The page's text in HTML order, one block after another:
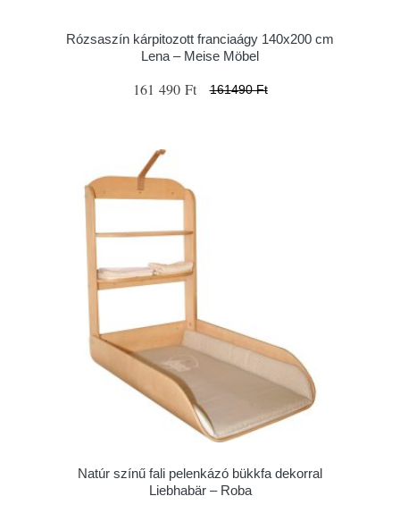
Rózsaszín kárpitozott franciaágy 140x200 cm
Lena – Meise Möbel
161 490 Ft 161490 Ft
Natúr színű fali pelenkázó bükkfa dekorral
Liebhabär – Roba